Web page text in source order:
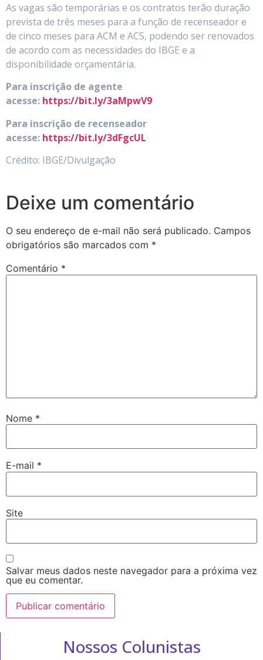
As vagas são temporárias e os contratos terão duração
prevista de três meses para a função de recenseador e
de cinco meses para ACM e ACS, podendo ser renovados
de acordo com as necessidades do IBGE e a
disponibilidade orçamentária.
Para inscrição de agente
acesse: https://bit.ly/3aMpwV9
Para inscrição de recenseador
acesse: https://bit.ly/3dFgcUL
Crédito: IBGE/Divulgação
Deixe um comentário
O seu endereço de e-mail não será publicado. Campos
obrigatórios são marcados com *
Comentário *
Nome *
E-mail *
Site
Salvar meus dados neste navegador para a próxima vez
que eu comentar.
Nossos Colunistas